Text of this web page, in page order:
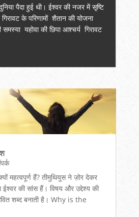
पैदा हुई थी। ईश्वर की नजर में सृष्टि
के परिणामों शैतान की योजना
यहोवा की छिपा आश्चर्य गिरावट
महत्वपूर्ण हैं? तीमुथियुस ने ज़ोर देकर
ईश्वर की सांस हैं। विषय और उद्देश्य की
शब्द बनाती है। Why is the